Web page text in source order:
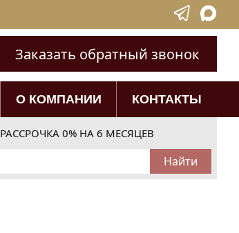
Заказать обратный звонок
О КОМПАНИИ КОНТАКТЫ
РАССРОЧКА 0% НА 6 МЕСЯЦЕВ